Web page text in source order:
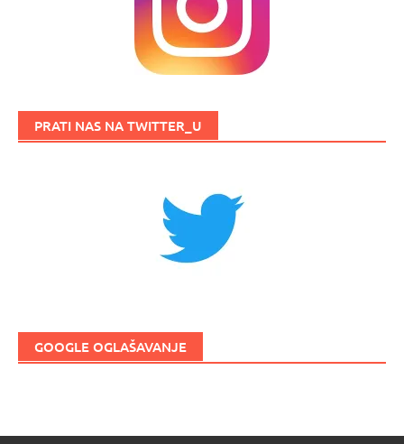
PRATI NAS NA TWITTER_U
GOOGLE OGLAŠAVANJE